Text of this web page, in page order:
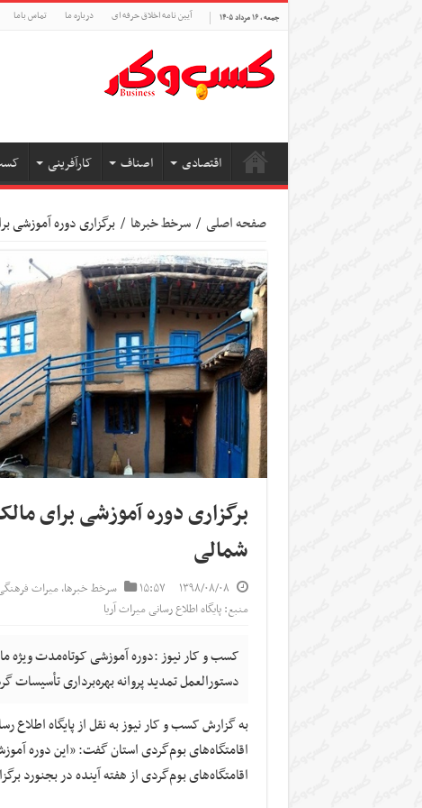
جمعه , ۱۶ مرداد ۱۴۰۵ آیین نامه اخلاق حرفه ای درباره ما تماس باما
اقتصادی اصناف کارآفرینی
صفحه اصلی / سرخط خبرها / برگزاری دوره آموزشی
برگزاری دوره آموزشی برای
شمالی
۱۳۹۸/۰۸/۰۸ ۱۵:۵۷ سرخط خبرها,میراث
منبع: پایگاه اطلاع رسانی میراث آریا
کسب و کار نیوز :دوره آموزشی کوتاه‌مدت ویژه
دستورالعمل تمدید پروانه بهره‌برداری تأسیسات
به گزارش کسب و کار نیوز به نقل از پایگاه
اقامتگاه‌های بوم‌گردی استان گفت: «این دوره
اقامتگاه‌های بوم‌گردی از هفته آینده در بجنورد